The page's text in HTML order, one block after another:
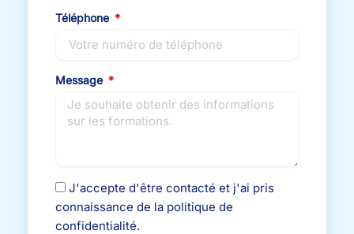
Téléphone
Message
J'accepte d'être contacté et j'ai pris
connaissance de la politique de
confidentialité.